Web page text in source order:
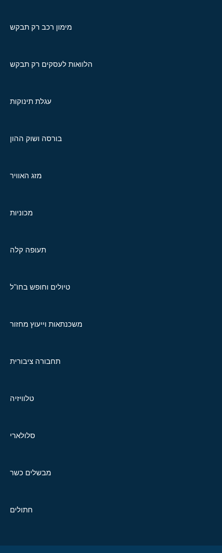
מימון רכב רק תבקש
הלוואות לעסקים רק תבקש
עגלת תינוקות
בורסה ושוק ההון
מזג האוויר
מכוניות
תעופה קלה
טיולים וחופש בחו"ל
משכנתאות וייעוץ מחזור
תחבורה ציבורית
טלוויזיה
סלולארי
מבשלים כשר
חתולים